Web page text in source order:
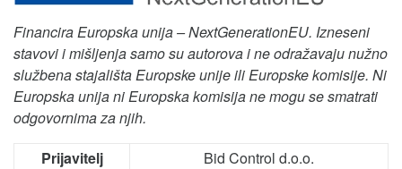
Financira Europska unija – NextGenerationEU. Izneseni
stavovi i mišljenja samo su autorova i ne odražavaju nužno
službena stajališta Europske unije ili Europske komisije. Ni
Europska unija ni Europska komisija ne mogu se smatrati
odgovornima za njih.
Prijavitelj
Bid Control d.o.o.